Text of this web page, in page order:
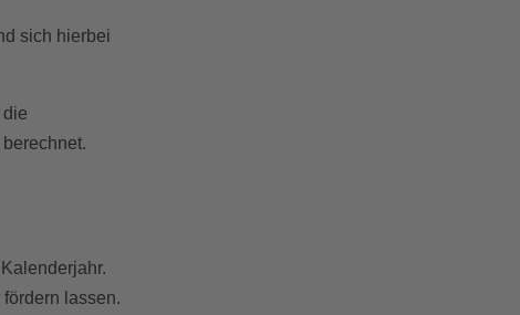
sich hierbei
lassen.